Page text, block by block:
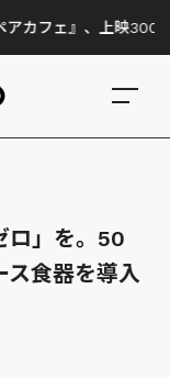
上映300回の先で見え
ロ」を。50
ス食器を導入